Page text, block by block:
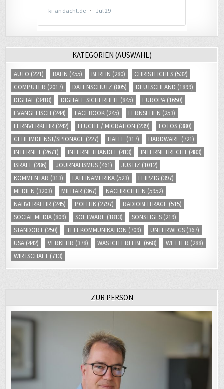
KATEGORIEN (AUSWAHL)
AUTO (221) BAHN (455) BERLIN (280) CHRISTLICHES (532)
COMPUTER (2017) DATENSCHUTZ (805) DEUTSCHLAND (1899)
DIGITAL (3418) DIGITALE SICHERHEIT (845) EUROPA (1650)
EVANGELISCH (244) FACEBOOK (245) FERNSEHEN (253)
FERNVERKEHR (242) FLUCHT / MIGRATION (239) FOTOS (380)
GEHEIMDIENST/SPIONAGE (227) HALLE (317) HARDWARE (721)
INTERNET (2671) INTERNETHANDEL (413) INTERNETRECHT (483)
ISRAEL (286) JOURNALISMUS (461) JUSTIZ (1012)
KOMMENTAR (313) LATEINAMERIKA (523) LEIPZIG (397)
MEDIEN (3203) MILITÄR (367) NACHRICHTEN (5952)
NAHVERKEHR (245) POLITIK (2797) RADIOBEITRÄGE (515)
SOCIAL MEDIA (809) SOFTWARE (1813) SONSTIGES (219)
STANDORT (250) TELEKOMMUNIKATION (709) UNTERWEGS (367)
USA (442) VERKEHR (378) WAS ICH ERLEBE (668) WETTER (288)
WIRTSCHAFT (713)
ZUR PERSON